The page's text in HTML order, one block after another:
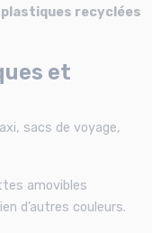
recyclées
et
sacs de voyage,
amovibles
d’autres couleurs.